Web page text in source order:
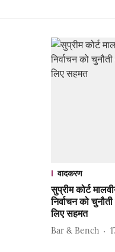
वादकरण
सुप्रीम कोर्ट
निर्वाचन को
लिए सहमत
Bar & Bench